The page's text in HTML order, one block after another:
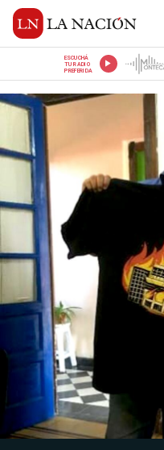
ESCUCHÁ
TU RADIO
PREFERIDA